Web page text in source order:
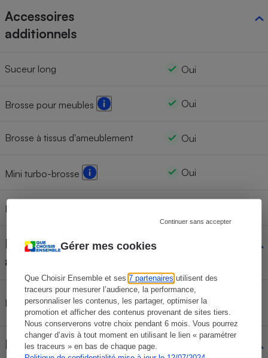
Gérer mes cookies
Que Choisir Ensemble et ses7 partenaires utilisent des
traceurs pour mesurer l’audience, la performance,
personnaliser les contenus, les partager, optimiser la
promotion et afficher des contenus provenant de sites tiers.
Nous conserverons votre choix pendant 6 mois. Vous pourrez
changer d’avis à tout moment en utilisant le lien « paramétrer
les traceurs » en bas de chaque page.
Continuer sans accepter
Accessoires
additionnels
Suceur long Oui
Brosse pour meubles Oui
Brosse à tissus d'ameublement Oui
Mini turbo-brosse Oui
Flexible
Rangement des
accessoires (principaux)
Localisation
Sur la station de
charge
Maintien en position
Non